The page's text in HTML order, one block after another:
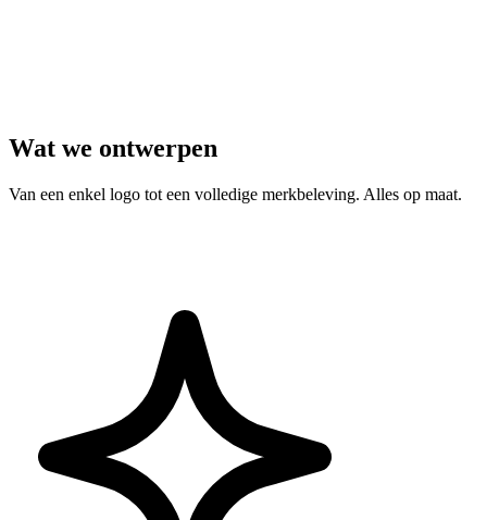
Wat we ontwerpen
Van een enkel logo tot een volledige merkbeleving. Alles op maat.